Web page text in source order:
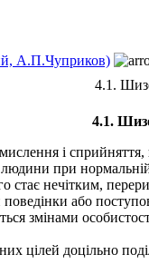
А.П.Чуприков)
4.1.
4.1.
і
при
стає нечітким,
або
змінами
цілей доцільно